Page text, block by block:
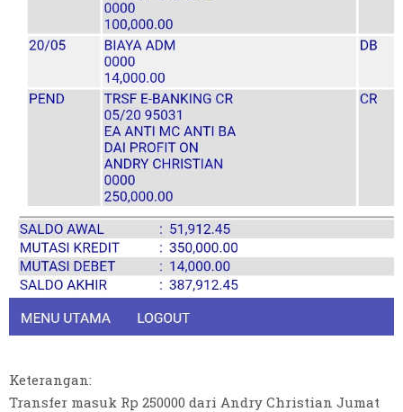
Keterangan:
Transfer masuk Rp 250000 dari Andry Christian Jumat